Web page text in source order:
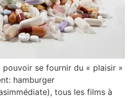
se fournir du « plaisir »
hamburger
tous les films à